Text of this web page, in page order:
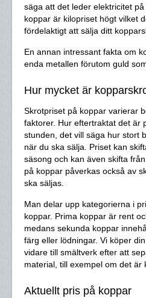
säga att det leder elektricitet
koppar är kilopriset högt vilket
fördelaktigt att sälja ditt
En annan intressant fakta om
enda metallen förutom guld
Hur mycket är
Skrotpriset på koppar varierar
faktorer. Hur eftertraktat det är
stunden, det vill säga hur stort
när du ska sälja. Priset kan
säsong och kan även skifta
på koppar påverkas också av
ska säljas.
Man delar upp kategorierna i
koppar. Prima koppar är rent
medans sekunda koppar
färg eller lödningar. Vi köper
vidare till smältverk efter att
material, till exempel om det är
Aktuellt pris på koppar